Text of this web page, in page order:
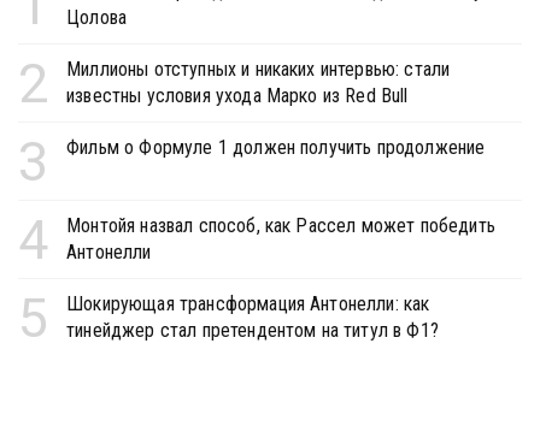
Цолова
2
Миллионы отступных и никаких интервью: стали
известны условия ухода Марко из Red Bull
3 Фильм о Формуле 1 должен получить продолжение
4
Монтойя назвал способ, как Рассел может победить
Антонелли
5
Шокирующая трансформация Антонелли: как
тинейджер стал претендентом на титул в Ф1?